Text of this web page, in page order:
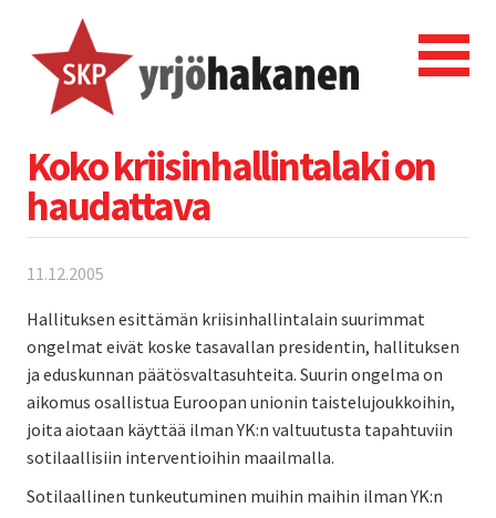
Koko kriisinhallintalaki on
haudattava
11.12.2005
Hallituksen esittämän kriisinhallintalain suurimmat
ongelmat eivät koske tasavallan presidentin, hallituksen
ja eduskunnan päätösvaltasuhteita. Suurin ongelma on
aikomus osallistua Euroopan unionin taistelujoukkoihin,
joita aiotaan käyttää ilman YK:n valtuutusta tapahtuviin
sotilaallisiin interventioihin maailmalla.
Sotilaallinen tunkeutuminen muihin maihin ilman YK:n